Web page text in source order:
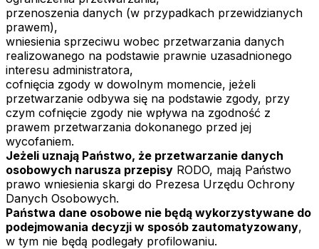
przenoszenia danych (w przypadkach przewidzianych
prawem),
wniesienia sprzeciwu wobec przetwarzania danych
realizowanego na podstawie prawnie uzasadnionego
interesu administratora,
cofnięcia zgody w dowolnym momencie, jeżeli
przetwarzanie odbywa się na podstawie zgody, przy
czym cofnięcie zgody nie wpływa na zgodność z
prawem przetwarzania dokonanego przed jej
wycofaniem.
Jeżeli uznają Państwo, że przetwarzanie danych
osobowych narusza przepisy RODO, mają Państwo
prawo wniesienia skargi do Prezesa Urzędu Ochrony
Danych Osobowych.
Państwa dane osobowe nie będą wykorzystywane do
podejmowania decyzji w sposób zautomatyzowany,
w tym nie będą podlegały profilowaniu.